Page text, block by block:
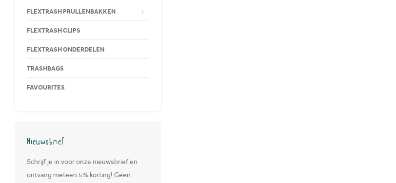
FLEXTRASH PRULLENBAKKEN
FLEXTRASH CLIPS
FLEXTRASH ONDERDELEN
TRASHBAGS
FAVOURITES
Nieuwsbrief
Schrijf je in voor onze nieuwsbrief en
ontvang meteen 5% korting! Geen